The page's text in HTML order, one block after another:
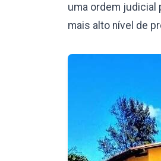
uma ordem judicial
mais alto nível de